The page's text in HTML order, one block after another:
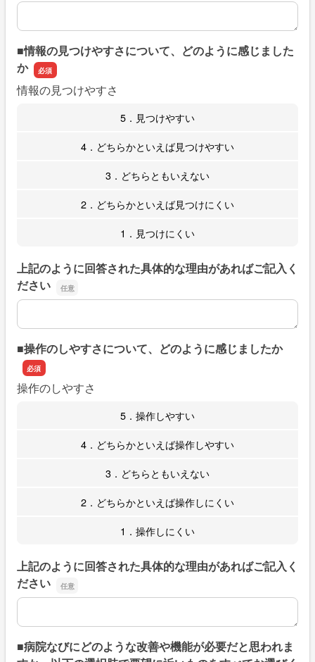
上記のように回答された具体的な理由があればご記入くだ
■情報の見つけやすさについて、どのように感じました
か
情報の見つけやすさ
5．見つけやすい
4．どちらかといえば見つけやすい
3．どちらともいえない
2．どちらかといえば見つけにくい
1．見つけにくい
上記のように回答された具体的な理由があればご記入く
ださい
上記のように回答された具体的な理由があればご記入くだ
■操作のしやすさについて、どのように感じましたか
操作のしやすさ
5．操作しやすい
4．どちらかといえば操作しやすい
3．どちらともいえない
2．どちらかといえば操作しにくい
1．操作しにくい
上記のように回答された具体的な理由があればご記入く
ださい
上記のように回答された具体的な理由があればご記入くだ
■病院なびにどのような改善や機能が必要だと思われま